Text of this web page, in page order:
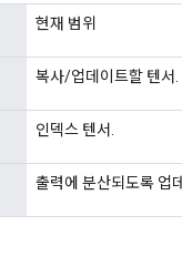
현재 범위
복사/업데이트할 텐서.
인덱스 텐서.
출력에 분산되도록 업